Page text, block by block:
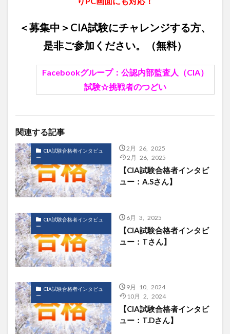
＜募集中＞CIA試験にチャレンジする方、
是非ご参加ください。（無料）
Facebookグループ： 公認内部監査人（CIA）
試験☆挑戦者のつどい
関連する記事
CIA試験合格者インタビュ
ー
2月 26, 2025
2月 26, 2025
【CIA試験合格者インタビ
ュー：A.Sさん】
CIA試験合格者インタビュ
ー
6月 3, 2025
【CIA試験合格者インタビ
ュー：Tさん】
CIA試験合格者インタビュ
ー
9月 10, 2024
10月 2, 2024
【CIA試験合格者インタビ
ュー：T.Dさん】